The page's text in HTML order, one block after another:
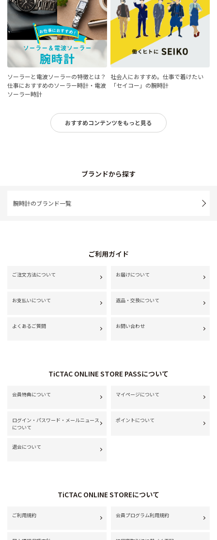
ソーラーと電波ソーラーの特徴とは？
仕事におすすめのソーラー時計・電波
ソーラー時計
社会人におすすめ。仕事で着けたい
「セイコー」の腕時計
おすすめコンテンツをもっと見る
ブランドから探す
腕時計のブランド一覧
ご利用ガイド
ご注文方法について お届けについて
お支払いについて 返品・交換について
よくあるご質問 お問い合わせ
TiCTAC ONLINE STORE PASSについて
会員特典について マイページについて
ログイン・パスワード・メールニュース
について
ポイントについて
退会について
TiCTAC ONLINE STOREについて
ご利用規約 会員プログラム利用規約